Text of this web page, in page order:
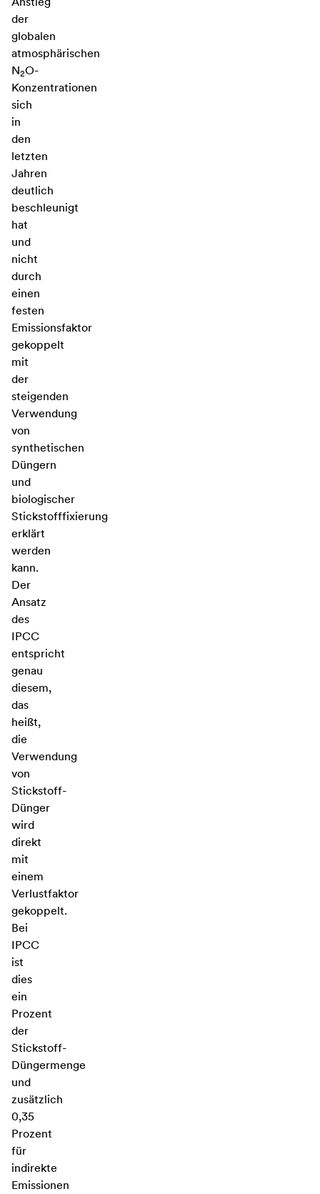
der
globalen
atmosphärischen
N2O-
Konzentrationen
sich
in
den
letzten
Jahren
deutlich
beschleunigt
hat
und
nicht
durch
einen
festen
Emissionsfaktor
gekoppelt
mit
der
steigenden
Verwendung
von
synthetischen
Düngern
und
biologischer
Stickstofffixierung
erklärt
werden
kann.
Der
Ansatz
des
IPCC
entspricht
genau
diesem,
das
heißt,
die
Verwendung
von
Stickstoff-
Dünger
wird
direkt
mit
einem
Verlustfaktor
gekoppelt.
Bei
IPCC
ist
dies
ein
Prozent
der
Stickstoff-
Düngermenge
und
zusätzlich
0,35
Prozent
für
indirekte
Emissionen